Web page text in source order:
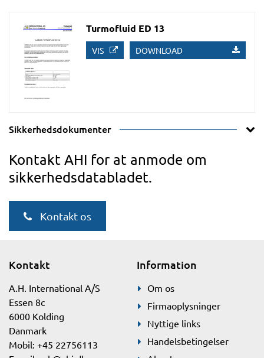
Turmofluid ED 13
VIS DOWNLOAD
Sikkerhedsdokumenter
Kontakt AHI for at anmode om
sikkerhedsdatabladet.
Kontakt os
Kontakt
A.H. International A/S
Essen 8c
6000 Kolding
Danmark
Mobil: +45 22756113
Information
Om os
Firmaoplysninger
Nyttige links
Handelsbetingelser